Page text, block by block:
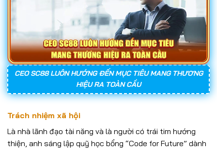
CEO SC88 LUÔN HƯỚNG ĐẾN MỤC TIÊU MANG THƯƠNG
HIỆU RA TOÀN CẦU
Trách nhiệm xã hội
Là nhà lãnh đạo tài năng và là người có trái tim hướng
thiện, anh sáng lập quỹ học bổng “Code for Future” dành